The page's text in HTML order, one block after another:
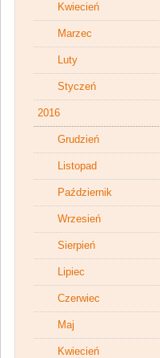
Kwiecień
Marzec
Luty
Styczeń
2016
Grudzień
Listopad
Październik
Wrzesień
Sierpień
Lipiec
Czerwiec
Maj
Kwiecień